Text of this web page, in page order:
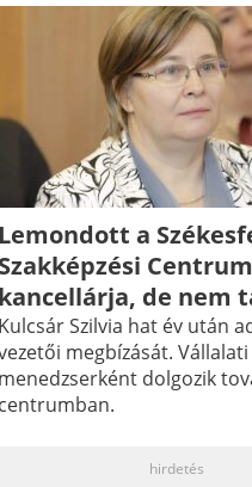
Lemondott a
Szakképzési Centrum
kancellárja, de nem
Kulcsár Szilvia hat év után
megbízását. Vállalati
menedzserként dolgozik
centrumban.
hirdetés